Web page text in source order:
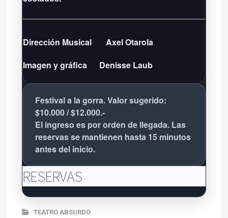
Dirección Musical Axel Otarola
Imagen y gráfica Denisse Laub
Festival a la gorra. Valor sugerido:
$10.000 / $12.000.-
El ingreso es por orden de llegada. Las
reservas se mantienen hasta 15 minutos
antes del inicio.
RESERVAS
TEATRO ABSURDO